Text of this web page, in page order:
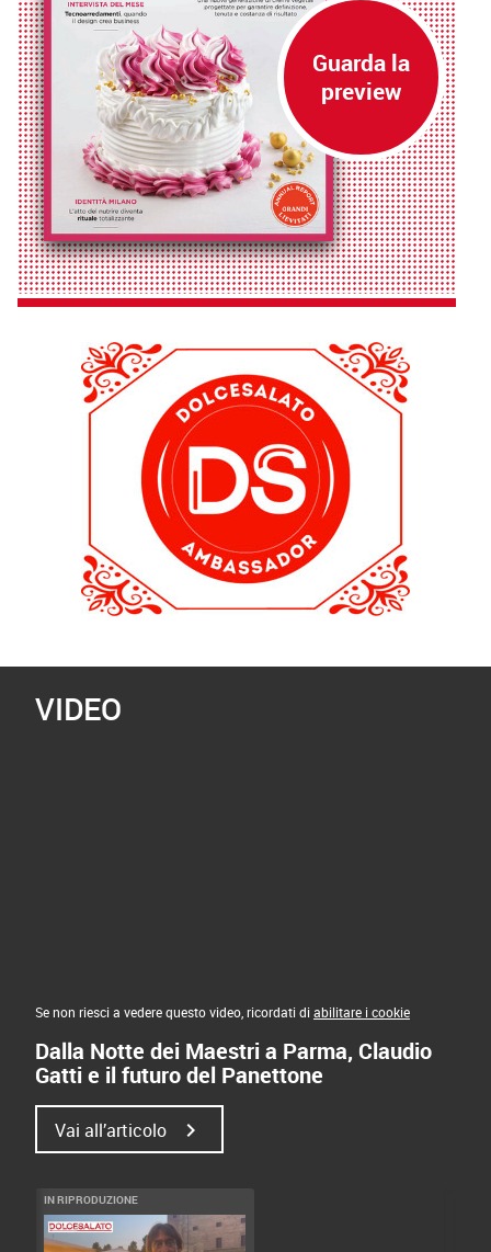
VIDEO
Se non riesci a vedere questo video, ricordati di abilitare i cookie
Dalla Notte dei Maestri a Parma, Claudio
Gatti e il futuro del Panettone
Vai all’articolo chevron_right
IN RIPRODUZIONE